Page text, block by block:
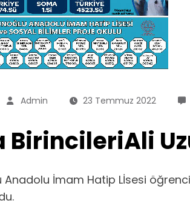
Admin 23 Temmuz 2022
BirincileriAli
Anadolu İmam Hatip Lİsesi